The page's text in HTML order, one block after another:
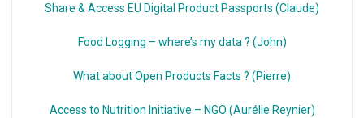
Share & Access EU Digital Product Passports (Claude)
Food Logging – where’s my data ? (John)
What about Open Products Facts ? (Pierre)
Access to Nutrition Initiative – NGO (Aurélie Reynier)